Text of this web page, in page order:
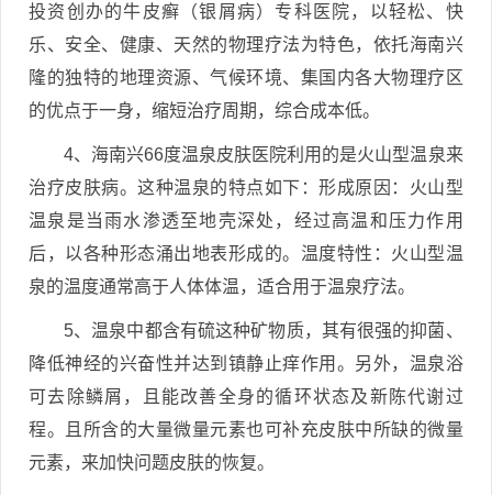
投资创办的牛皮癣（银屑病）专科医院，以轻松、快
乐、安全、健康、天然的物理疗法为特色，依托海南兴
隆的独特的地理资源、气候环境、集国内各大物理疗区
的优点于一身，缩短治疗周期，综合成本低。
4、海南兴66度温泉皮肤医院利用的是火山型温泉来
治疗皮肤病。这种温泉的特点如下：形成原因：火山型
温泉是当雨水渗透至地壳深处，经过高温和压力作用
后，以各种形态涌出地表形成的。温度特性：火山型温
泉的温度通常高于人体体温，适合用于温泉疗法。
5、温泉中都含有硫这种矿物质，其有很强的抑菌、
降低神经的兴奋性并达到镇静止痒作用。另外，温泉浴
可去除鳞屑，且能改善全身的循环状态及新陈代谢过
程。且所含的大量微量元素也可补充皮肤中所缺的微量
元素，来加快问题皮肤的恢复。